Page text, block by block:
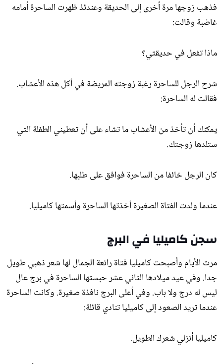
فذهب زوجها مرة أخرى إلى الحديقة وعندئذ ظهرت الساحرة أمامه
غاضبة وقالت:
ماذا تفعل في حديقتي؟
شرح الرجل للساحرة رغبة زوجته المريضة في أكل هذه الأعشاب.
فقالت له الساحرة:
يمكنك أن تأخذ من الأعشاب ما تشاء على أن تعطيني الطفلة التي
ستلدها زوجتك.
كان الرجل خائفا من الساحرة فوافق على طلبها.
عندما ولدت الفتاة الصغيرة أخذتها الساحرة وأسمتها كاميليا.
سجن كاميليا في البرج
مرت الأيام وأصبحت كاميليا فتاة رائعة الجمال لها شعر ذهبي طويل
جدا. وفي عيد ميلادها الثاني عشر حبستها الساحرة في برج عال
ليس له درج ولا باب. وفي أعلى البرج نافذة صغيرة. وكانت الساحرة
عندما تريد الصعود إلى كاميليا تنادي قائلة:
كاميليا أنزلي شعرك الطويل.